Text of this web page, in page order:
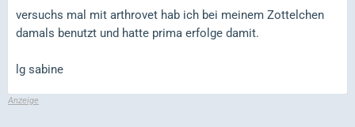
versuchs mal mit arthrovet hab ich bei meinem Zottelchen
damals benutzt und hatte prima erfolge damit.
lg sabine